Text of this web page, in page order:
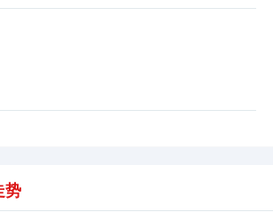
势